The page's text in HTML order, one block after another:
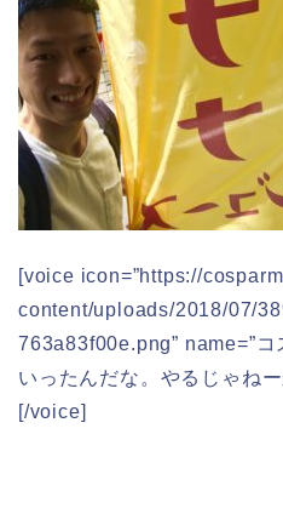
[voice icon=”https://
content/uploads/2018/07/
763a83f00e.png” name=”コ
いったんだな。やるじゃね
[/voice]